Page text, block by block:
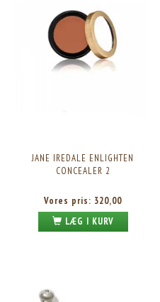
JANE IREDALE ENLIGHTEN
CONCEALER 2
Vores pris: 320,00
LÆG I KURV